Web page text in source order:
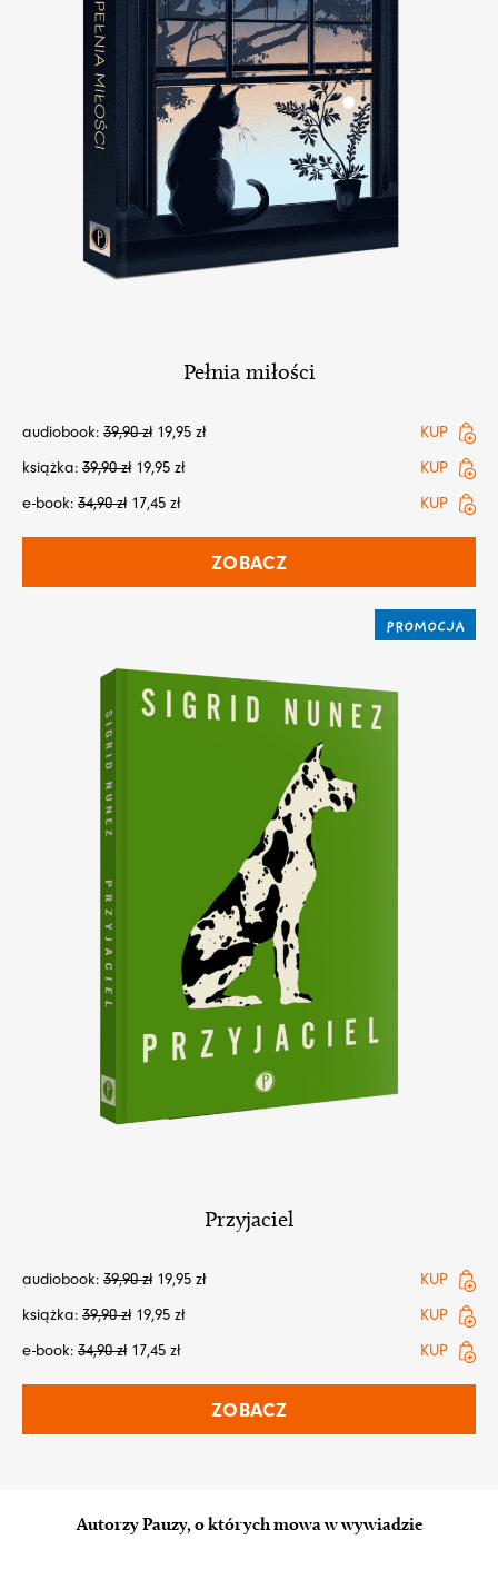
Pełnia miłości
audiobook: 39,90zł 19,95 zł
KUP
książka: 39,90zł 19,95 zł
KUP
e-book: 34,90zł 17,45 zł KUP
ZOBACZ
PROMOCJA
Przyjaciel
audiobook: 39,90zł 19,95 zł
KUP
książka: 39,90zł 19,95 zł
KUP
e-book: 34,90zł 17,45 zł KUP
ZOBACZ
Autorzy Pauzy, o których mowa w wywiadzie